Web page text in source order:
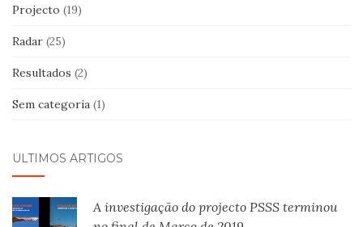
Projecto (19)
Radar (25)
Resultados (2)
Sem categoria (1)
ÚLTIMOS ARTIGOS
A investigação do projecto PSSS terminou